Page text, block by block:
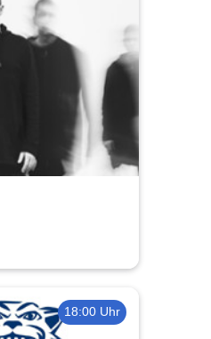
18:00 Uhr